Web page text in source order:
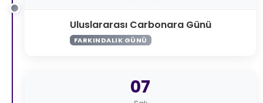
Uluslararası Carbonara Günü
FARKINDALIK GÜNÜ
07